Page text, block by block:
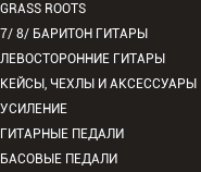
GRASS ROOTS
7/ 8/ БАРИТОН ГИТАРЫ
ЛЕВОСТОРОННИЕ ГИТАРЫ
КЕЙСЫ, ЧЕХЛЫ И АКСЕССУАРЫ
УСИЛЕНИЕ
ГИТАРНЫЕ ПЕДАЛИ
БАСОВЫЕ ПЕДАЛИ